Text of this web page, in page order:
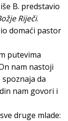
B. predstavio
Riječi.
domaći pastor
putevima
nam nastoji
da
nam govori i
druge mlade: